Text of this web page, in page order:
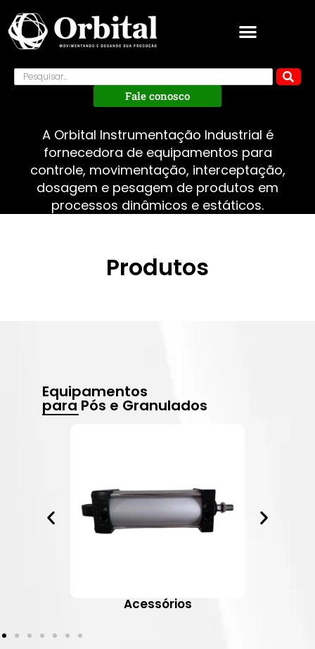
Fale conosco
A Orbital Instrumentação Industrial é
fornecedora de equipamentos para
controle, movimentação, interceptação,
dosagem e pesagem de produtos em
processos dinâmicos e estáticos.
Produtos
Equipamentos
para Pós e Granulados
Acessórios